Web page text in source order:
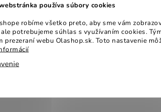
používa súbory cookies
robíme všetko preto, aby sme vám
potrebujeme súhlas s využívaním cookies.
prezeraní webu Olashop.sk. Toto nastavenie